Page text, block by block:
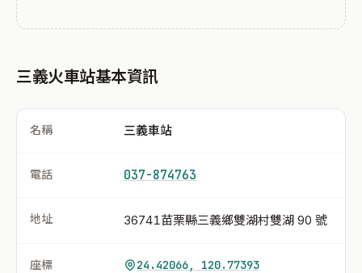
三義火車站基本資訊
名稱 三義車站
電話 037-874763
地址 36741苗栗縣三義鄉雙湖村雙湖 90 號
座標 24.42066, 120.77393